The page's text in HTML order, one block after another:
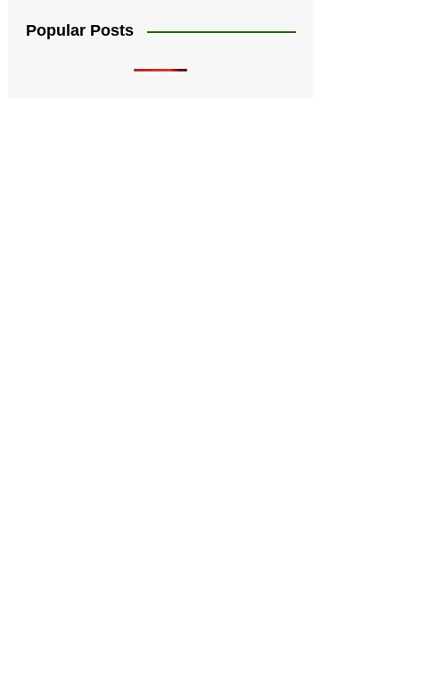
Popular Posts